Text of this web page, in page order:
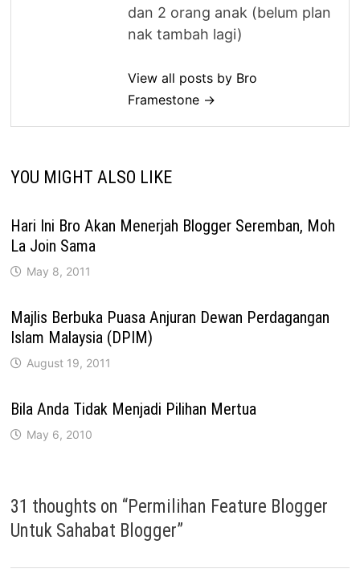
dan 2 orang anak (belum plan
nak tambah lagi)
View all posts by Bro
Framestone →
YOU MIGHT ALSO LIKE
Hari Ini Bro Akan Menerjah Blogger Seremban, Moh
La Join Sama
May 8, 2011
Majlis Berbuka Puasa Anjuran Dewan Perdagangan
Islam Malaysia (DPIM)
August 19, 2011
Bila Anda Tidak Menjadi Pilihan Mertua
May 6, 2010
31 thoughts on “Permilihan Feature Blogger
Untuk Sahabat Blogger”